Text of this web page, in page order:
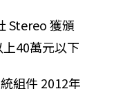
Stereo 獲頒
40萬元以下
組件 2012年